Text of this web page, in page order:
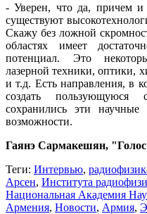
- Уверен, что да, причем
существуют
Скажу без ложной
областях имеет
потенциал. Это
лазерной техники, оптики,
и т.д. Есть направления, в
создать
сохранились эти
возможности.
Гаянэ Сармакешян,
Теги: Интервью,
Арсен, Института
Национальная Академия
Армения, Новости, Армия,